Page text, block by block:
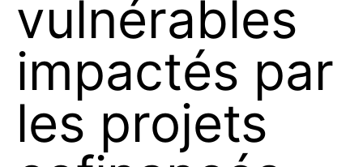
vulnérables
impactés par
les projets